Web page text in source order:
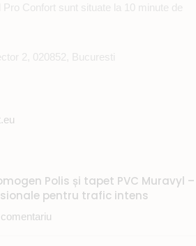
Confort sunt situate la 10 minute de
2, 020852, Bucuresti
Polis și tapet PVC Muravyl –
pentru trafic intens
comentariu